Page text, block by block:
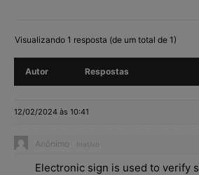
Visualizando 1 resposta (de um total de 1)
Autor Respostas
12/02/2024 às 10:41
Anônimo Inativo
Electronic sign is used to verify